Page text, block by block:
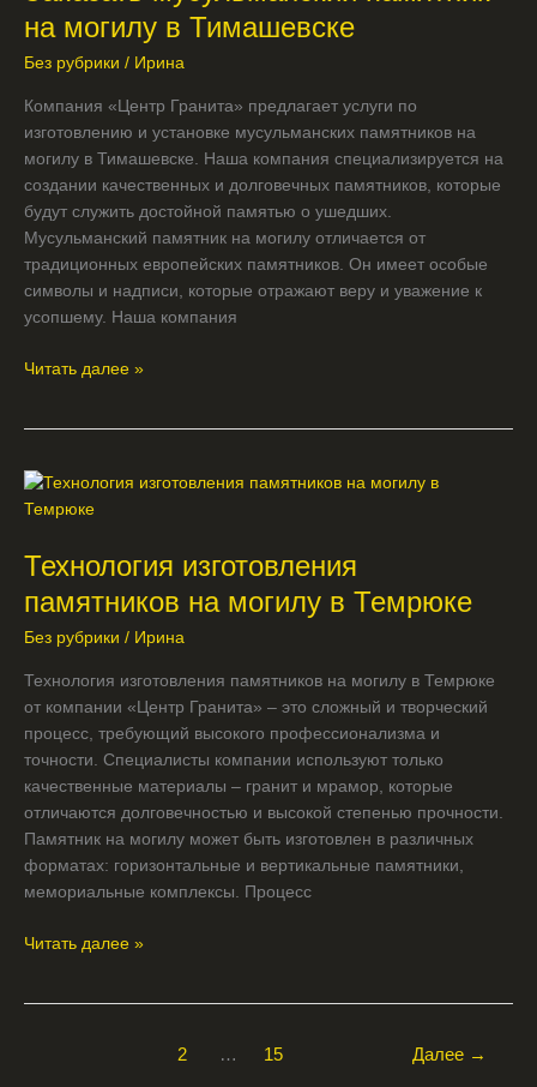
на могилу в Тимашевске
Без рубрики / Ирина
Компания «Центр Гранита» предлагает услуги по
изготовлению и установке мусульманских памятников на
могилу в Тимашевске. Наша компания специализируется на
создании качественных и долговечных памятников, которые
будут служить достойной памятью о ушедших.
Мусульманский памятник на могилу отличается от
традиционных европейских памятников. Он имеет особые
символы и надписи, которые отражают веру и уважение к
усопшему. Наша компания
в
Тимашевске
Читать далее »
Технология изготовления
памятников на могилу в Темрюке
Без рубрики / Ирина
Технология изготовления памятников на могилу в Темрюке
от компании «Центр Гранита» – это сложный и творческий
процесс, требующий высокого профессионализма и
точности. Специалисты компании используют только
качественные материалы – гранит и мрамор, которые
отличаются долговечностью и высокой степенью прочности.
Памятник на могилу может быть изготовлен в различных
форматах: горизонтальные и вертикальные памятники,
мемориальные комплексы. Процесс
Технология
изготовления
на
в
Темрюке
Читать далее »
2 … 15 Далее →